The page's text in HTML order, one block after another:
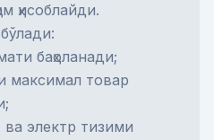
ҳисоблайди.
баҳоланади;
максимал товар
электр тизими